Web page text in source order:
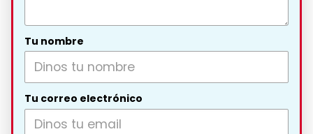
Tu nombre
Tu correo electrónico